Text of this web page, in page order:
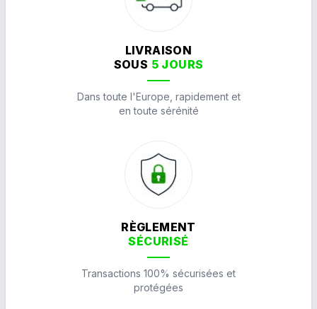
LIVRAISON
SOUS 5 JOURS
Dans toute l'Europe, rapidement et
en toute sérénité
RÈGLEMENT
SÉCURISÉ
Transactions 100% sécurisées et
protégées